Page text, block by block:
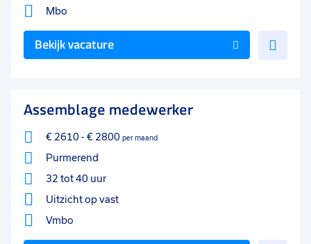
Mbo
Bekijk vacature
Assemblage medewerker
€ 2610- € 2800 per maand
Purmerend
32 tot 40 uur
Uitzicht op vast
Vmbo